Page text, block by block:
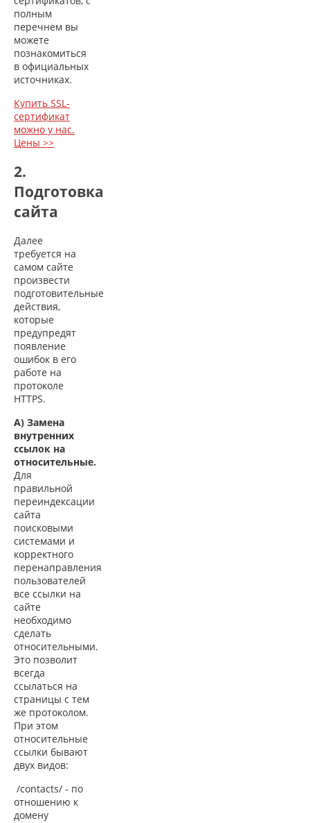
полным
перечнем вы
можете
познакомиться
в официальных
источниках.
Купить SSL-
сертификат
можно у нас.
Цены >>
2.
Подготовка
сайта
Далее
требуется на
самом сайте
произвести
подготовительные
действия,
которые
предупредят
появление
ошибок в его
работе на
протоколе
HTTPS.
А) Замена
внутренних
ссылок на
относительные.
Для
правильной
переиндексации
сайта
поисковыми
системами и
корректного
перенаправления
пользователей
все ссылки на
сайте
необходимо
сделать
относительными.
Это позволит
всегда
ссылаться на
страницы с тем
же протоколом.
При этом
относительные
ссылки бывают
двух видов:
/contacts/ - по
отношению к
домену